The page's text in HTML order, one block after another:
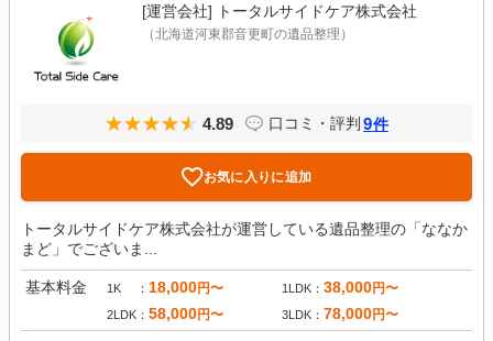
[運営会社] トータルサイドケア株式会社
（北海道河東郡音更町の遺品整理）
4.89 口コミ・評判 9件
お気に入りに追加
トータルサイドケア株式会社が運営している遺品整理の「ななか
まど」でございま...
基本料金 1K 18,000円〜 1LDK 38,000円〜
2LDK 58,000円〜 3LDK 78,000円〜